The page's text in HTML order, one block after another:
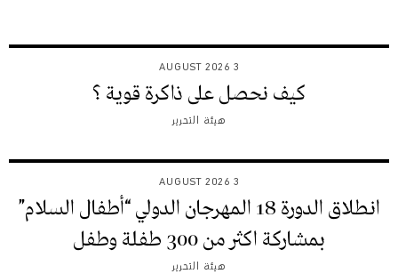
3 AUGUST 2026
كيف نحصل على ذاكرة قوية ؟
هيئة التحرير
3 AUGUST 2026
انطلاق الدورة 18 المهرجان الدولي “أطفال السلام”
بمشاركة اكثر من 300 طفلة وطفل
هيئة التحرير